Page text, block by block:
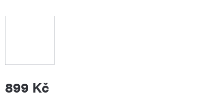
899 Kč